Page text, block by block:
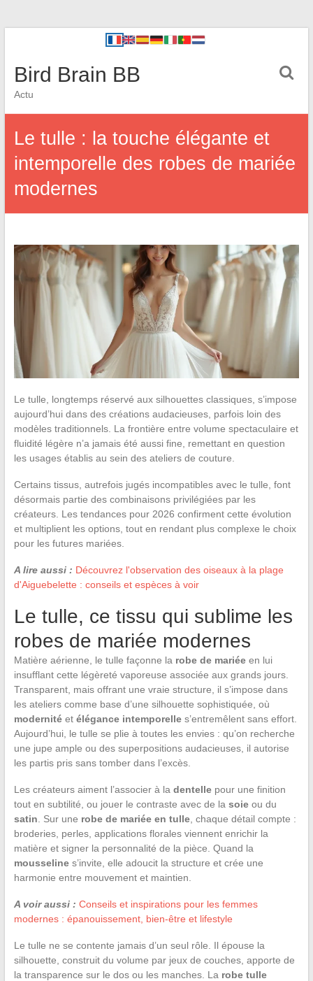
Bird Brain BB
Actu
Le tulle : la touche élégante et
intemporelle des robes de mariée
modernes
Le tulle, longtemps réservé aux silhouettes classiques, s’impose
aujourd’hui dans des créations audacieuses, parfois loin des
modèles traditionnels. La frontière entre volume spectaculaire et
fluidité légère n’a jamais été aussi fine, remettant en question
les usages établis au sein des ateliers de couture.
Certains tissus, autrefois jugés incompatibles avec le tulle, font
désormais partie des combinaisons privilégiées par les
créateurs. Les tendances pour 2026 confirment cette évolution
et multiplient les options, tout en rendant plus complexe le choix
pour les futures mariées.
A lire aussi : Découvrez l'observation des oiseaux à la plage
d'Aiguebelette : conseils et espèces à voir
Le tulle, ce tissu qui sublime les
robes de mariée modernes
Matière aérienne, le tulle façonne la robe de mariéeen lui
insufflant cette légèreté vaporeuse associée aux grands jours.
Transparent, mais offrant une vraie structure, il s’impose dans
les ateliers comme base d’une silhouette sophistiquée, où
modernitéet élégance intemporelles’entremêlent sans effort.
Aujourd’hui, le tulle se plie à toutes les envies : qu’on recherche
une jupe ample ou des superpositions audacieuses, il autorise
les partis pris sans tomber dans l’excès.
Les créateurs aiment l’associer à la dentellepour une finition
tout en subtilité, ou jouer le contraste avec de la soieou du
satin . Sur une robe de mariée en tulle, chaque détail compte :
broderies, perles, applications florales viennent enrichir la
matière et signer la personnalité de la pièce. Quand la
mousselines’invite, elle adoucit la structure et crée une
harmonie entre mouvement et maintien.
A voir aussi : Conseils et inspirations pour les femmes
modernes : épanouissement, bien-être et lifestyle
Le tulle ne se contente jamais d’un seul rôle. Il épouse la
silhouette, construit du volume par jeux de couches, apporte de
la transparence sur le dos ou les manches. La robe tulle